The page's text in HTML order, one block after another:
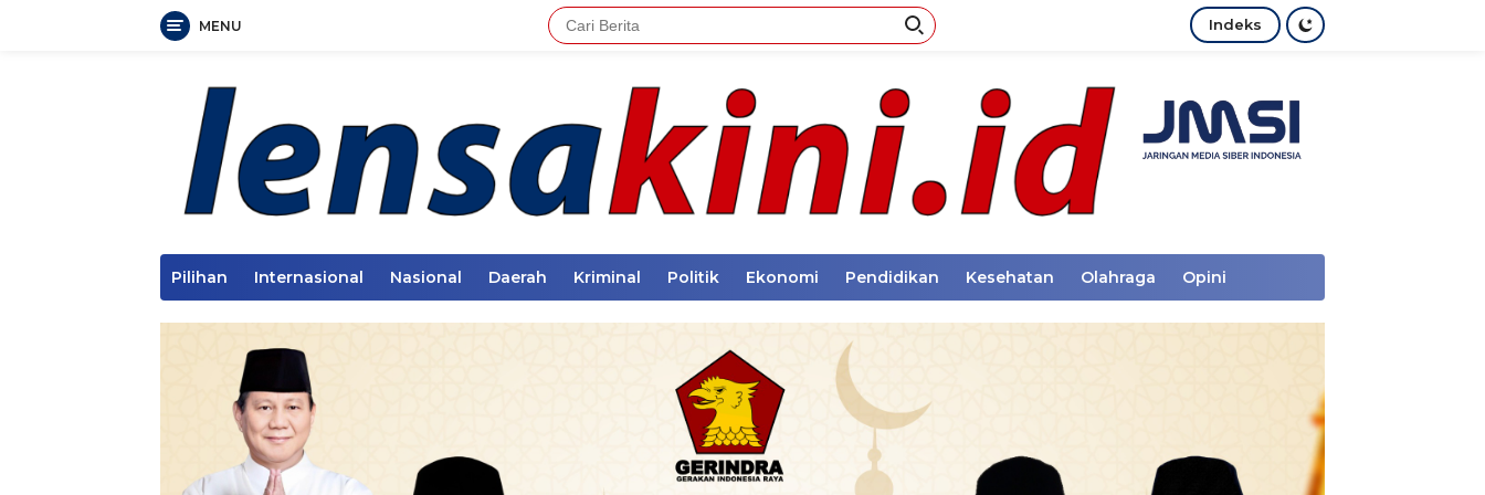
MENU Indeks
Pilihan Internasional Nasional Daerah Kriminal Politik Ekonomi Pendidikan Kesehatan Olahraga Opini